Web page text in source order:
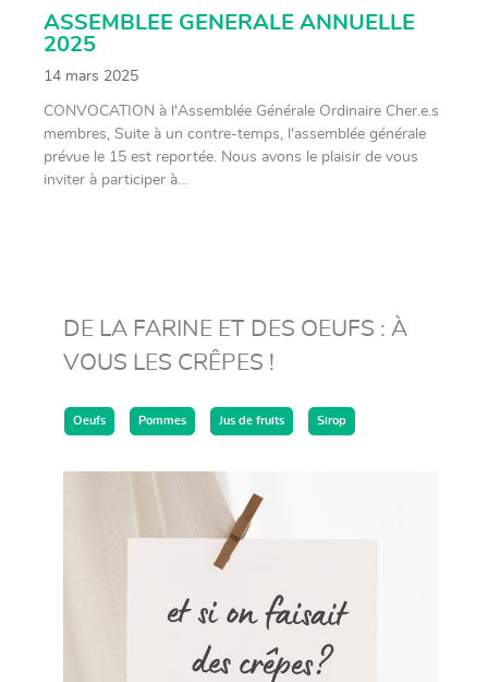
ASSEMBLEE GENERALE ANNUELLE
2025
14 mars 2025
CONVOCATION à l'Assemblée Générale Ordinaire Cher.e.s
membres, Suite à un contre-temps, l'assemblée générale
prévue le 15 est reportée. Nous avons le plaisir de vous
inviter à participer à...
DE LA FARINE ET DES OEUFS : À
VOUS LES CRÊPES !
Oeufs Pommes Jus de fruits Sirop